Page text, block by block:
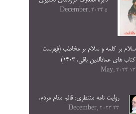
5 December, 2024
سلام بر کلمه و سلام بر مخاطب (فهرست
کتاب های عمادالدین باقی. ۱۴۰۳)
13 May, 2024
روایت نامه منتظری: قائم مقام مردم.
23 December, 2023